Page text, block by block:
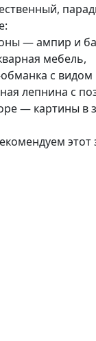
— ампир и
мебель,
с
лепнина с
— картины в
этот